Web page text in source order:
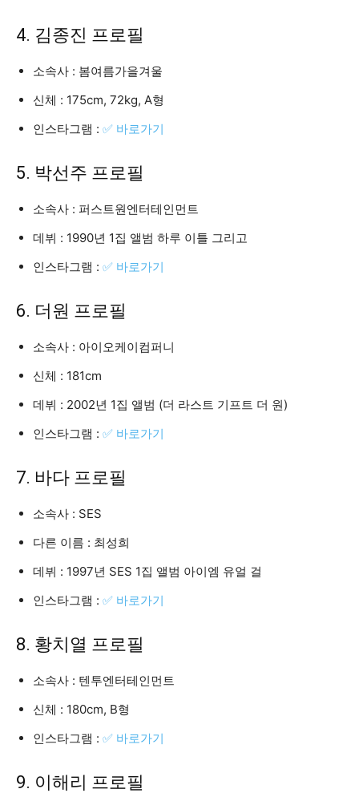
4. 김종진 프로필
소속사 : 봄여름가을겨울
신체 : 175cm, 72kg, A형
인스타그램 : ✅ 바로가기
5. 박선주 프로필
소속사 : 퍼스트원엔터테인먼트
데뷔 : 1990년 1집 앨범 하루 이틀 그리고
인스타그램 : ✅ 바로가기
6. 더원 프로필
소속사 : 아이오케이컴퍼니
신체 : 181cm
데뷔 : 2002년 1집 앨범 (더 라스트 기프트 더 원)
인스타그램 : ✅ 바로가기
7. 바다 프로필
소속사 : SES
다른 이름 : 최성희
데뷔 : 1997년 SES 1집 앨범 아이엠 유얼 걸
인스타그램 : ✅ 바로가기
8. 황치열 프로필
소속사 : 텐투엔터테인먼트
신체 : 180cm, B형
인스타그램 : ✅ 바로가기
9. 이해리 프로필